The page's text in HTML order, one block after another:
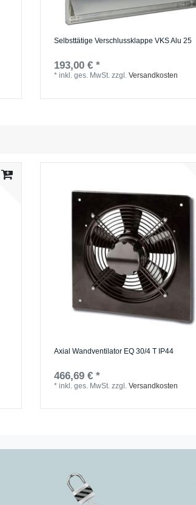
Selbsttätige Verschlussklappe VKS Alu 25
193,00 € *
*inkl. ges. MwSt. zzgl.Versandkosten
Axial Wandventilator EQ 30/4 T IP44
466,69 € *
*inkl. ges. MwSt. zzgl.Versandkosten